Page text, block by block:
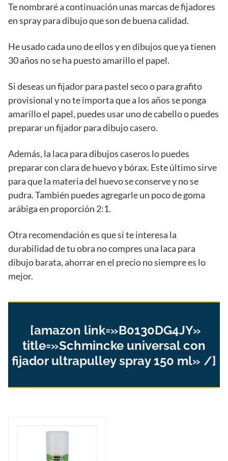
Te nombraré a continuación unas marcas de fijadores
en spray para dibujo que son de buena calidad.
He usado cada uno de ellos y en dibujos que ya tienen
30 años no se ha puesto amarillo el papel.
Si deseas un fijador para pastel seco o para grafito
provisional y no te importa que a los años se ponga
amarillo el papel, puedes usar uno de cabello o puedes
preparar un fijador para dibujo casero.
Además, la laca para dibujos caseros lo puedes
preparar con clara de huevo y bórax. Este último sirve
para que la materia del huevo se conserve y no se
pudra. También puedes agregarle un poco de goma
arábiga en proporción 2:1.
Otra recomendación es que si te interesa la
durabilidad de tu obra no compres una laca para
dibujo barata, ahorrar en el precio no siempre es lo
mejor.
[amazon link=»B0130DG4JY»
title=»Schmincke universal con
fijador ultrapulley spray 150 ml» /]